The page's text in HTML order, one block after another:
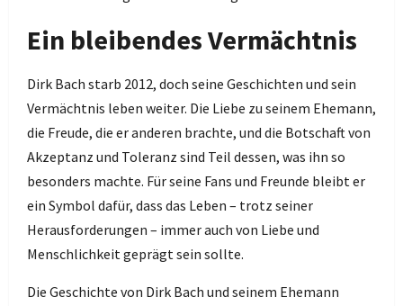
Ein bleibendes Vermächtnis
Dirk Bach starb 2012, doch seine Geschichten und sein
Vermächtnis leben weiter. Die Liebe zu seinem Ehemann,
die Freude, die er anderen brachte, und die Botschaft von
Akzeptanz und Toleranz sind Teil dessen, was ihn so
besonders machte. Für seine Fans und Freunde bleibt er
ein Symbol dafür, dass das Leben – trotz seiner
Herausforderungen – immer auch von Liebe und
Menschlichkeit geprägt sein sollte.
Die Geschichte von Dirk Bach und seinem Ehemann